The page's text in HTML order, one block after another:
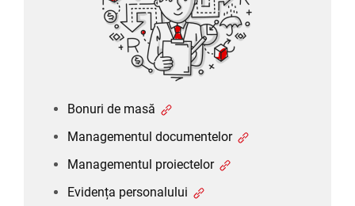
Bonuri de masă
Managementul documentelor
Managementul proiectelor
Evidența personalului
Declarații personal